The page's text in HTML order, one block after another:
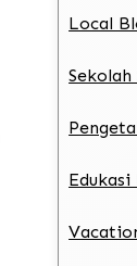
Local